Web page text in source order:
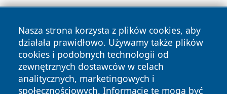
Nasza strona korzysta z plików cookies, aby
działała prawidłowo. Używamy także plików
cookies i podobnych technologii od
zewnętrznych dostawców w celach
analitycznych, marketingowych i
społecznościowych. Informacje te mogą być
Copyright © 2026 myslowicki24.pl Wszystkie prawa
zastrzeżone.